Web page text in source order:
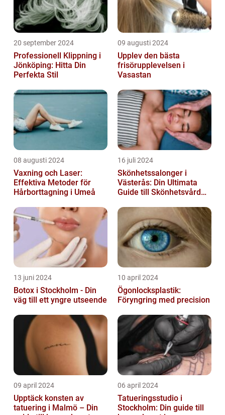
20 september 2024
Professionell Klippning i
Jönköping: Hitta Din
Perfekta Stil
09 augusti 2024
Upplev den bästa
frisörupplevelsen i
Vasastan
08 augusti 2024
Vaxning och Laser:
Effektiva Metoder för
Hårborttagning i Umeå
16 juli 2024
Skönhetssalonger i
Västerås: Din Ultimata
Guide till Skönhetsvård
13 juni 2024
Botox i Stockholm - Din
väg till ett yngre utseende
10 april 2024
Ögonlocksplastik:
Föryngring med precision
09 april 2024
Upptäck konsten av
tatuering i Malmö – Din
06 april 2024
Tatueringsstudio i
Stockholm: Din guide till